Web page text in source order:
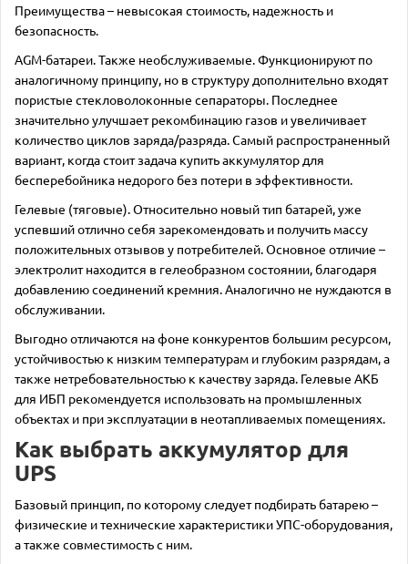
Преимущества – невысокая стоимость, надежность и
безопасность.
AGM-батареи. Также необслуживаемые. Функционируют по
аналогичному принципу, но в структуру дополнительно входят
пористые стекловолоконные сепараторы. Последнее
значительно улучшает рекомбинацию газов и увеличивает
количество циклов заряда/разряда. Самый распространенный
вариант, когда стоит задача купить аккумулятор для
бесперебойника недорого без потери в эффективности.
Гелевые (тяговые). Относительно новый тип батарей, уже
успевший отлично себя зарекомендовать и получить массу
положительных отзывов у потребителей. Основное отличие –
электролит находится в гелеобразном состоянии, благодаря
добавлению соединений кремния. Аналогично не нуждаются в
обслуживании.
Выгодно отличаются на фоне конкурентов большим ресурсом,
устойчивостью к низким температурам и глубоким разрядам, а
также нетребовательностью к качеству заряда. Гелевые АКБ
для ИБП рекомендуется использовать на промышленных
объектах и при эксплуатации в неотапливаемых помещениях.
Как выбрать аккумулятор для
UPS
Базовый принцип, по которому следует подбирать батарею –
физические и технические характеристики УПС-оборудования,
а также совместимость с ним.